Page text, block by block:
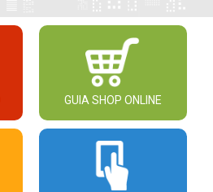
GUIA SHOP ONLINE